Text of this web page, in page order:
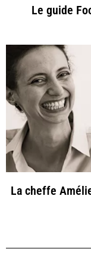
Le guide
La cheffe